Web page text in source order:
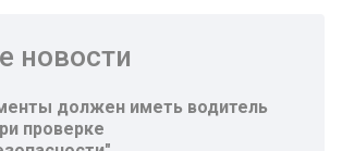
новости
должен иметь водитель
проверке